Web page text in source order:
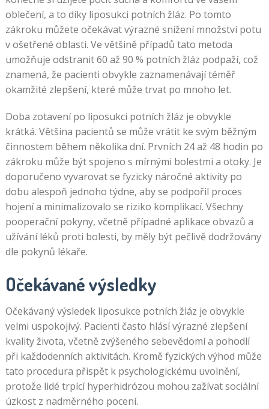
oblečení, a to díky liposukci potních žláz. Po tomto
zákroku můžete očekávat výrazné snížení množství potu
v ošetřené oblasti. Ve většině případů tato metoda
umožňuje odstranit 60 až 90 % potních žláz podpaží, což
znamená, že pacienti obvykle zaznamenávají téměř
okamžité zlepšení, které může trvat po mnoho let.
Doba zotavení po liposukci potních žláz je obvykle
krátká. Většina pacientů se může vrátit ke svým běžným
činnostem během několika dní. Prvních 24 až 48 hodin po
zákroku může být spojeno s mírnými bolestmi a otoky. Je
doporučeno vyvarovat se fyzicky náročné aktivity po
dobu alespoň jednoho týdne, aby se podpořil proces
hojení a minimalizovalo se riziko komplikací. Všechny
pooperační pokyny, včetně případné aplikace obvazů a
užívání léků proti bolesti, by měly být pečlivě dodržovány
dle pokynů lékaře.
Očekávané výsledky
Očekávaný výsledek liposukce potních žláz je obvykle
velmi uspokojivý. Pacienti často hlásí výrazné zlepšení
kvality života, včetně zvýšeného sebevědomí a pohodlí
při každodenních aktivitách. Kromě fyzických výhod může
tato procedura přispět k psychologickému uvolnění,
protože lidé trpící hyperhidrózou mohou zažívat sociální
úzkost z nadměrného pocení.